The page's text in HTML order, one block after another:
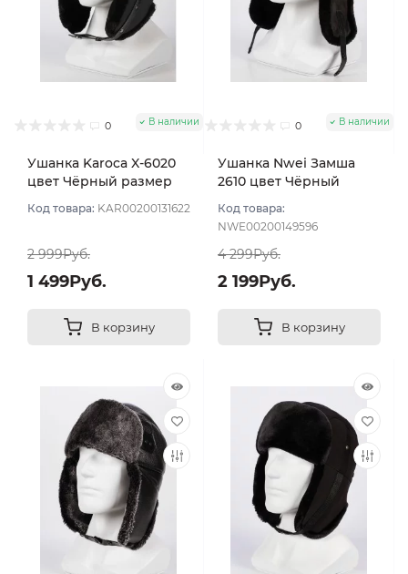
0 В наличии
Ушанка Karoca X-6020
цвет Чёрный размер
Код товара: KAR00200131622
2 999Руб.
1 499Руб.
В корзину
0 В наличии
Ушанка Nwei Замша
2610 цвет Чёрный
Код товара:
NWE00200149596
4 299Руб.
2 199Руб.
В корзину